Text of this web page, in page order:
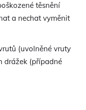
těsnění
a nechat vyměnit
(uvolněné vruty
drážek (případné